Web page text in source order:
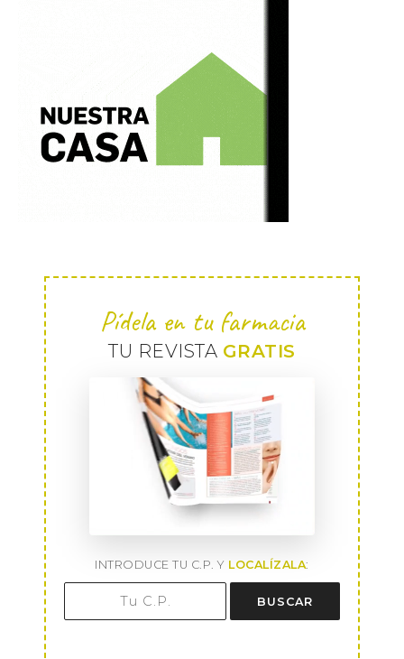
Pídela en tu farmacia
TU REVISTA GRATIS
INTRODUCE TU C.P. Y LOCALÍZALA:
BUSCAR